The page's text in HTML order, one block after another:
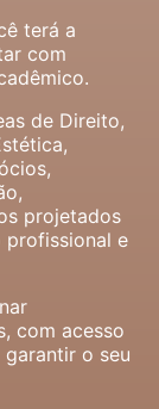
terá a
com
de Direito,
projetados
profissional e
com acesso
o seu